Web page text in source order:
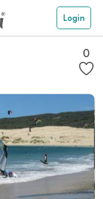
Login
0